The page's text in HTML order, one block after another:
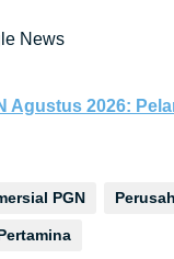
News
Agustus 2026:
PGN